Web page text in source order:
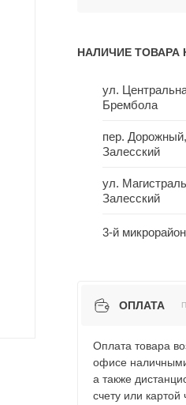
НАЛИЧИЕ ТОВАРА
ул.
Брембола
пер.
Залесский
ул.
Залесский
3-й
ОПЛАТА
Оплата товара
офисе наличными
а также
счету или картой